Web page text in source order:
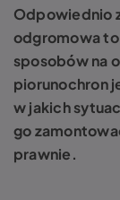
Odpowiednio
odgromowa
sposobów na
piorunochron
w jakich
go
prawnie.